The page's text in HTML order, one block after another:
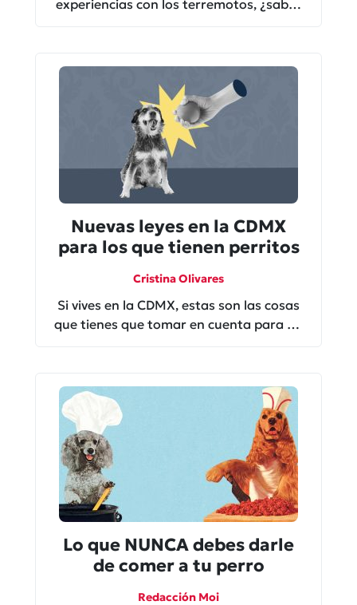
experiencias con los terremotos, ¿sabes
Nuevas leyes en la CDMX
para los que tienen perritos
Cristina Olivares
Si vives en la CDMX, estas son las cosas
que tienes que tomar en cuenta para no
Lo que NUNCA debes darle
de comer a tu perro
Redacción Moi